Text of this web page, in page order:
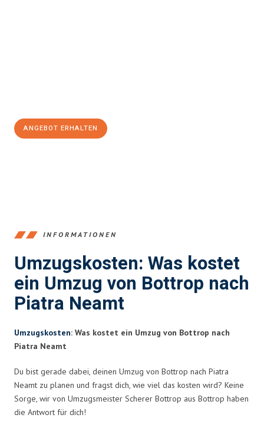
ANGEBOT ERHALTEN
INFORMATIONEN
Umzugskosten: Was kostet
ein Umzug von Bottrop nach
Piatra Neamt
Umzugskosten: Was kostet ein Umzug von Bottrop nach
Piatra Neamt
Du bist gerade dabei, deinen Umzug von Bottrop nach Piatra
Neamt zu planen und fragst dich, wie viel das kosten wird? Keine
Sorge, wir von Umzugsmeister Scherer Bottrop aus Bottrop haben
die Antwort für dich!